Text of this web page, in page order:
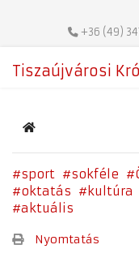
+36 (49)
Tiszaújvárosi
Home
sport sokféle
oktatás
kultúra
aktuális
Nyomtatás